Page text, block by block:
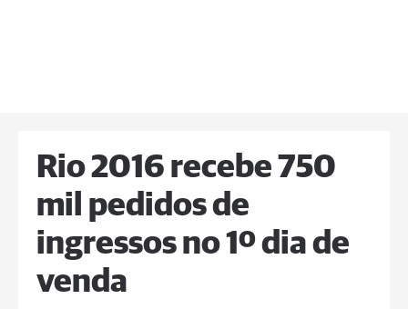
Rio 2016 recebe 750
mil pedidos de
ingressos no 1º dia de
venda